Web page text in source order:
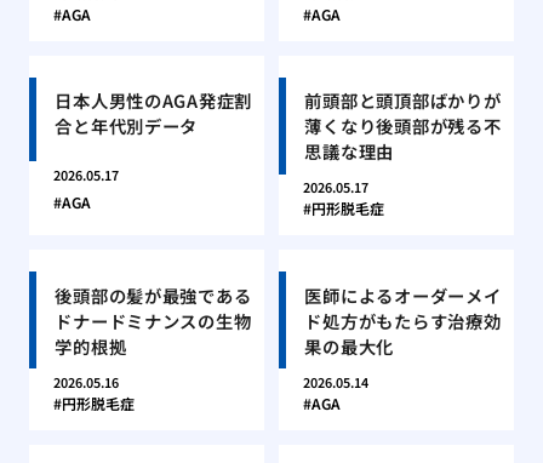
AGA AGA
日本人男性のAGA発症割
合と年代別データ
2026.05.17
AGA
前頭部と頭頂部ばかりが
薄くなり後頭部が残る不
思議な理由
2026.05.17
円形脱毛症
後頭部の髪が最強である
ドナードミナンスの生物
学的根拠
2026.05.16
円形脱毛症
医師によるオーダーメイ
ド処方がもたらす治療効
果の最大化
2026.05.14
AGA